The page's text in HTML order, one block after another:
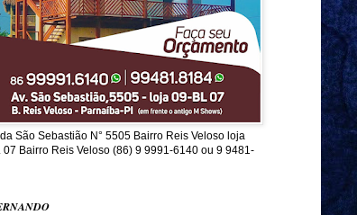
São Sebastião N° 5505 Bairro Reis Veloso loja
07 Bairro Reis Veloso (86) 9 9991-6140 ou 9 9481-